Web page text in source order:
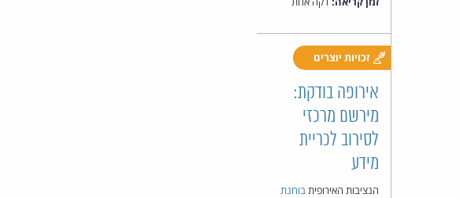
זכויות יוצרים
אירופה בודקת:
מירשם מרכזי
לסירוב לכריית
מידע
הנציבות האירופיתבוחנת